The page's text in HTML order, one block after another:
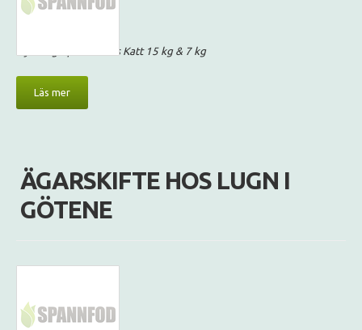
Ny design på Mästers Katt 15 kg & 7 kg
Läs mer
ÄGARSKIFTE HOS LUGN I
GÖTENE